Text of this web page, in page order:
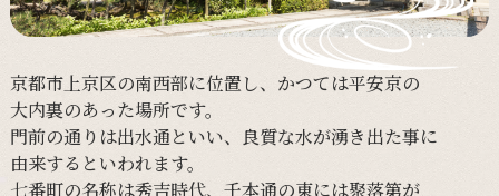
京都市上京区の南西部に位置し、 かつては平安京の
大内裏のあった場所です。
門前の通りは出水通といい、 良質な水が湧き出た事に
由来するといわれます。
七番町の名称は秀吉時代、 千本通の東には聚落第が